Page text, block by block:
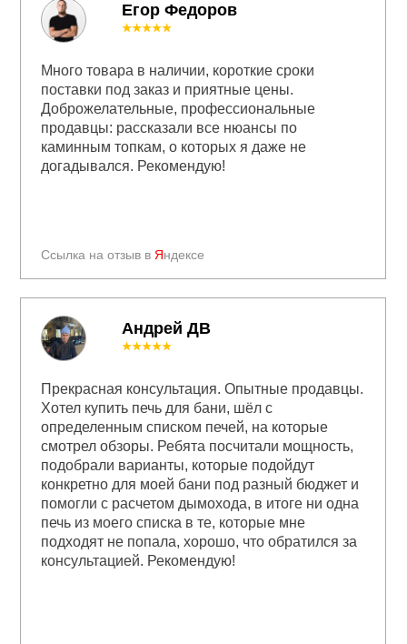
Егор Федоров
Ссылка на отзыв в Яндексе
★★★★★
Много товара в наличии, короткие сроки
поставки под заказ и приятные цены.
Доброжелательные, профессиональные
продавцы: рассказали все нюансы по
каминным топкам, о которых я даже не
догадывался. Рекомендую!
Андрей ДВ
★★★★★
Прекрасная консультация. Опытные продавцы.
Хотел купить печь для бани, шёл с
определенным списком печей, на которые
смотрел обзоры. Ребята посчитали мощность,
подобрали варианты, которые подойдут
конкретно для моей бани под разный бюджет и
помогли с расчетом дымохода, в итоге ни одна
печь из моего списка в те, которые мне
подходят не попала, хорошо, что обратился за
консультацией. Рекомендую!